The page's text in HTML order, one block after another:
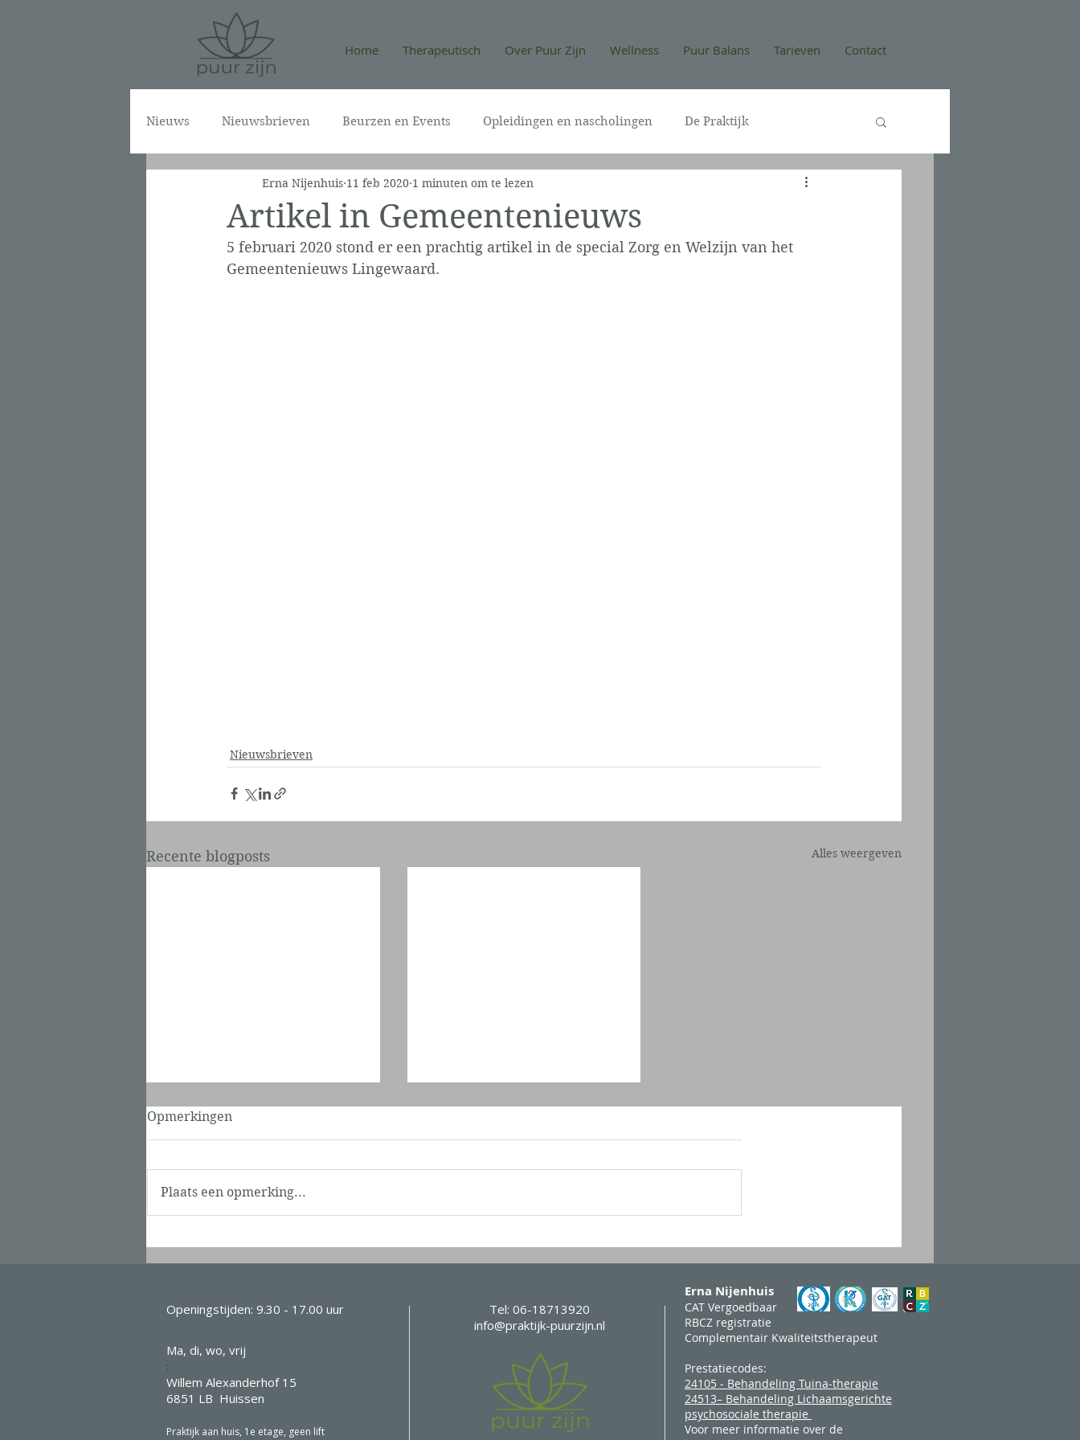
Home Therapeutisch Over Puur Zijn Wellness Puur Balans Tarieven Contact
Nieuws Nieuwsbrieven Beurzen en Events Opleidingen en nascholingen De Praktijk
Artikel in Gemeentenieuws
Erna Nijenhuis 11 feb 2020 1 minuten om te lezen
5 februari 2020 stond er een prachtig artikel in de special Zorg en Welzijn van het
Gemeentenieuws Lingewaard.
Nieuwsbrieven
Recente blogposts Alles weergeven
Nieuwsbrief oktober 2025
PUUR ZIJN Nieuwsbrief Blijf up
veel meer! 🍂 De zomer is
inmiddels afgelopen en de
Leuke Valentijnsactie
Opmerkingen
Plaats een opmerking...
Openingstijden: 9.30 - 17.00 uur
Ma, di, wo, vrij
:
Willem Alexanderhof 15
6851 LB Huissen
Praktijk aan huis, 1e etage, geen lift
Tel: 06-18713920
info@praktijk-puurzijn.nl
Erna Nijenhuis
CAT Vergoedbaar
RBCZ registratie
Complementair Kwaliteitstherapeut
Prestatiecodes:
24105 - Behandeling Tuina-therapie
24513– Behandeling Lichaamsgerichte
psychosociale therapie
Voor meer informatie over de